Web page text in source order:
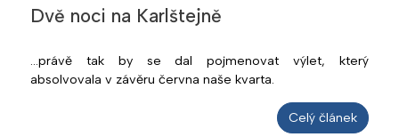
Dvě noci na Karlštejně
...právě tak by se dal pojmenovat výlet, který
absolvovala v závěru června naše kvarta.
Celý článek